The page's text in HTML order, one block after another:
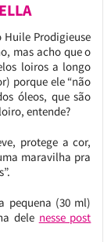
Prodigieuse
mas acho que o
loiros a longo
porque ele “não
óleos, que são
entende?
protege a cor,
maravilha pra
pequena (30 ml)
dele nesse post